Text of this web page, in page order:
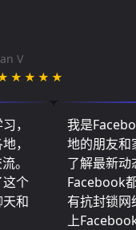
V
，
，
。
个
和
我是
地的朋友和
了解最新动
Facebook
有抗封锁网
上